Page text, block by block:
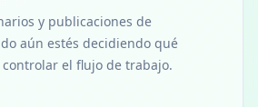
y publicaciones de
aún estés decidiendo qué
el flujo de trabajo.